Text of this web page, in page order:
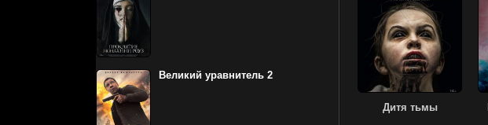
Дитя тьмы
Великий уравнитель 2